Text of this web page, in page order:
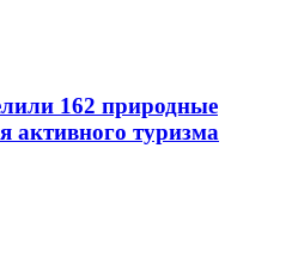
162 природные
активного туризма